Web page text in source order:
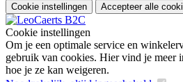
Cookie instellingen Accepteer alle
Cookie instellingen
Om je een optimale service en
gebruik van cookies. Hier vind je meer
hoe je ze kan weigeren.